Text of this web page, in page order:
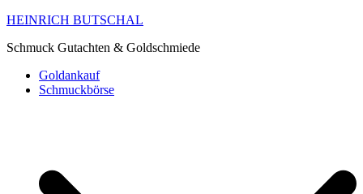
HEINRICH BUTSCHAL
Schmuck Gutachten & Goldschmiede
Goldankauf
Schmuckbörse